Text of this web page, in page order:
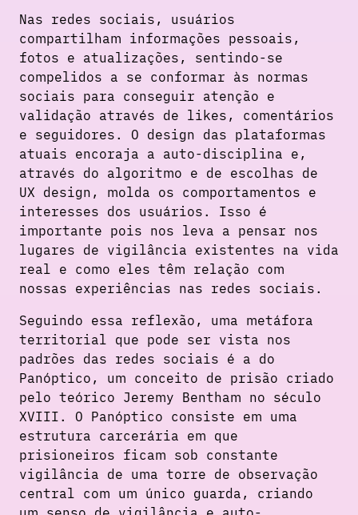
Nas redes sociais, usuários
compartilham informações pessoais,
fotos e atualizações, sentindo-se
compelidos a se conformar às normas
sociais para conseguir atenção e
validação através de likes, comentários
e seguidores. O design das plataformas
atuais encoraja a auto-disciplina e,
através do algoritmo e de escolhas de
UX design, molda os comportamentos e
interesses dos usuários. Isso é
importante pois nos leva a pensar nos
lugares de vigilância existentes na vida
real e como eles têm relação com
nossas experiências nas redes sociais.
Seguindo essa reflexão, uma metáfora
territorial que pode ser vista nos
padrões das redes sociais é a do
Panóptico, um conceito de prisão criado
pelo teórico Jeremy Bentham no século
XVIII. O Panóptico consiste em uma
estrutura carcerária em que
prisioneiros ficam sob constante
vigilância de uma torre de observação
central com um único guarda, criando